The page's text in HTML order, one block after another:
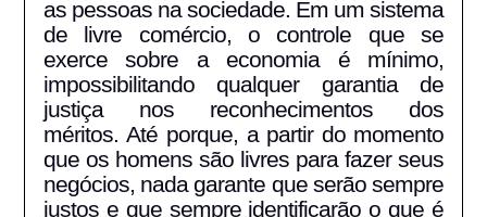
as pessoas na sociedade. Em um sistema
de livre comércio, o controle que se
exerce sobre a economia é mínimo,
impossibilitando qualquer garantia de
justiça nos reconhecimentos dos
méritos. Até porque, a partir do momento
que os homens são livres para fazer seus
negócios, nada garante que serão sempre
justos e que sempre identificarão o que é